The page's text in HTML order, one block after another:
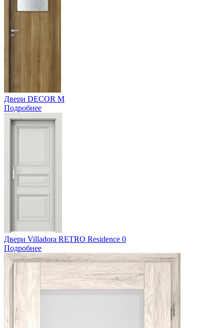
Двери DECOR M
Подробнее
Двери Villadora RETRO Residence 0
Подробнее